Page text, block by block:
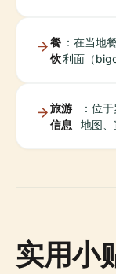
餐
饮
：在当地
利面（
旅游
信息
：位
地图、
实用小